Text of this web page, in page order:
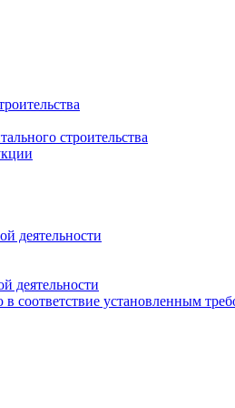
строительства
деятельности
деятельности
соответствие установленным